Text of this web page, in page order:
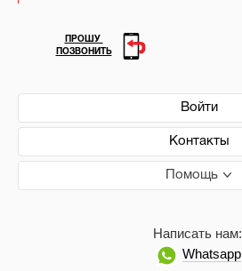
Войти
Контакты
Помощь
Написать нам:
Whatsapp
ПРОШУ
ПОЗВОНИТЬ